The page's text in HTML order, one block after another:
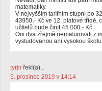
matematiky.
V nejvyšším tarifním stupni po
43950,- Kč ve 12. platové třídě,
učitelů bude činit 45 000,- Kč.
Oni dva zřejmě nematurovali z
vystudovanou ani vysokou
tyrjir řekl(a)...
5. prosince 2019 v 14:14